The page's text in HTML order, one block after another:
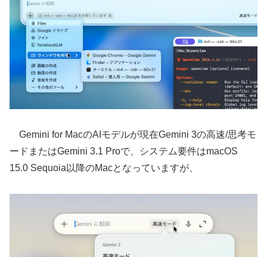
Gemini for MacのAIモデルが現在Gemini 3の高速/思考モ
ードまたはGemini 3.1 Proで、システム要件はmacOS
15.0 Sequoia以降のMacとなっていますが、